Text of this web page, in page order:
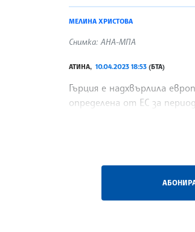
МЕЛИНА ХРИСТОВА
Снимка: АНА-МПА
АТИНА, 10.04.2023 18:53 (БТА)
Гърция е надхвърлила
определена от ЕС за